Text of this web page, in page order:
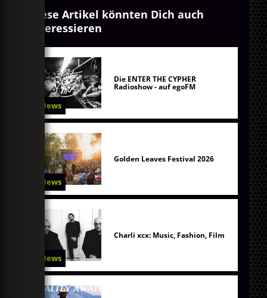
Diese Artikel könnten Dich auch
interessieren
News
Die ENTER THE CYPHER
Radioshow - auf egoFM
News
Golden Leaves Festival 2026
News
Charli xcx: Music, Fashion, Film